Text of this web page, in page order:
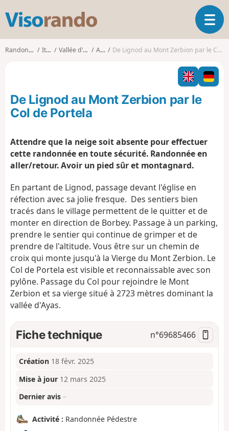
s
o
o
O
u
i
r
l
Randonnées Italie Vallée d'Aoste Ayas De Lignod au Mont Zerbion par le Col de Portela
De Lignod au Mont Zerbion par le
Col de Portela
Attendre que la neige soit absente pour effectuer
cette randonnée en toute sécurité. Randonnée en
aller/retour. Avoir un pied sûr et montagnard.
En partant de Lignod, passage devant l'église en
réfection avec sa jolie fresque. Des sentiers bien
tracés dans le village permettent de le quitter et de
monter en direction de Borbey. Passage à un parking,
prendre le sentier qui continue de grimper et de
prendre de l'altitude. Vous être sur un chemin de
croix qui monte jusqu'à la Vierge du Mont Zerbion. Le
Col de Portela est visible et reconnaissable avec son
pylône. Passage du Col pour rejoindre le Mont
Zerbion et sa vierge situé à 2723 mètres dominant la
vallée d'Ayas.
Fiche technique n°69685466
Création 18 févr. 2025
Mise à jour 12 mars 2025
Dernier avis –
Activité : Randonnée Pédestre